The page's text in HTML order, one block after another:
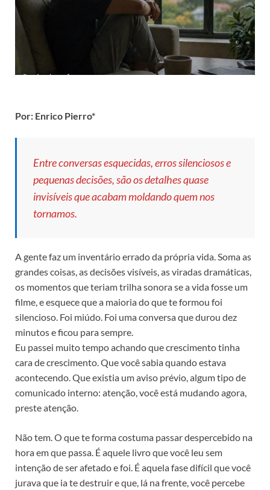
Por: Enrico Pierro*
Entre conversas esquecidas, erros silenciosos e
pequenas decisões, são os detalhes quase
invisíveis que acabam moldando quem nos
tornamos.
A gente faz um inventário errado da própria vida. Soma as
grandes coisas, as decisões visíveis, as viradas dramáticas,
os momentos que teriam trilha sonora se a vida fosse um
filme, e esquece que a maioria do que te formou foi
silencioso. Foi miúdo. Foi uma conversa que durou dez
minutos e ficou para sempre.
Eu passei muito tempo achando que crescimento tinha
cara de crescimento. Que você sabia quando estava
acontecendo. Que existia um aviso prévio, algum tipo de
comunicado interno: atenção, você está mudando agora,
preste atenção.
Não tem. O que te forma costuma passar despercebido na
hora em que passa. É aquele livro que você leu sem
intenção de ser afetado e foi. É aquela fase difícil que você
jurava que ia te destruir e que, lá na frente, você percebe